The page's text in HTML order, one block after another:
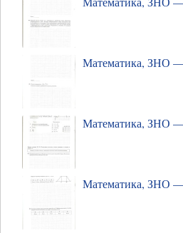
Математика, ЗНО
Математика, ЗНО
Математика, ЗНО